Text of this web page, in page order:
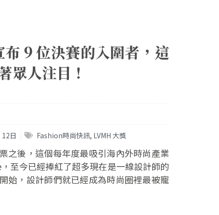
9 位決賽的入圍者，這
眾人注目！
日 Fashion時尚快訊, LVMH 大獎
之後，這個每年度最吸引海內外時尚產業
至今已經捧紅了超多現在是一線設計師的
始，設計師們就已經成為時尚圈裡最被寵